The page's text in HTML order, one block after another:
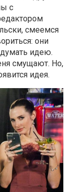
с
смеемся
они
идею.
смущают. Но,
идея.